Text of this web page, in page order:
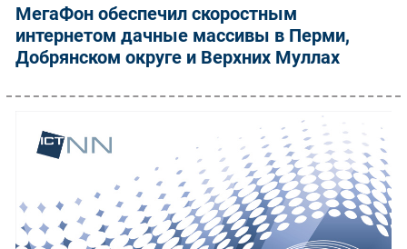
МегаФон обеспечил скоростным
интернетом дачные массивы в Перми,
Добрянском округе и Верхних Муллах